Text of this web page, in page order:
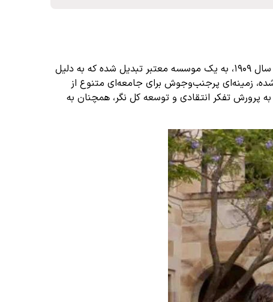
دانشگاه کوئینزلند که اغلب به اختصار UQ نامیده می شود، به عنوان دانشگاهی جهانی شناخته می شود. این دانشگاه با ریشه های خود در سال 1909، به یک موسسه معتبر تبدیل شده که به دلیل
زمینه‌ای پرجنب‌وجوش برای جامعه‌ای متنوع از
پرورش تفکر انتقادی و توسعه کل نگر، همچنان به